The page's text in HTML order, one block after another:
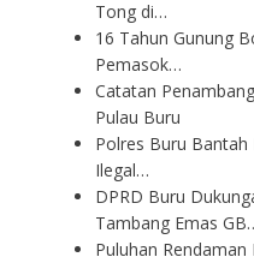
Tong di…
16 Tahun Gunung
Pemasok…
Catatan
Pulau Buru
Polres Buru
Ilegal…
DPRD Buru
Tambang Emas
Puluhan